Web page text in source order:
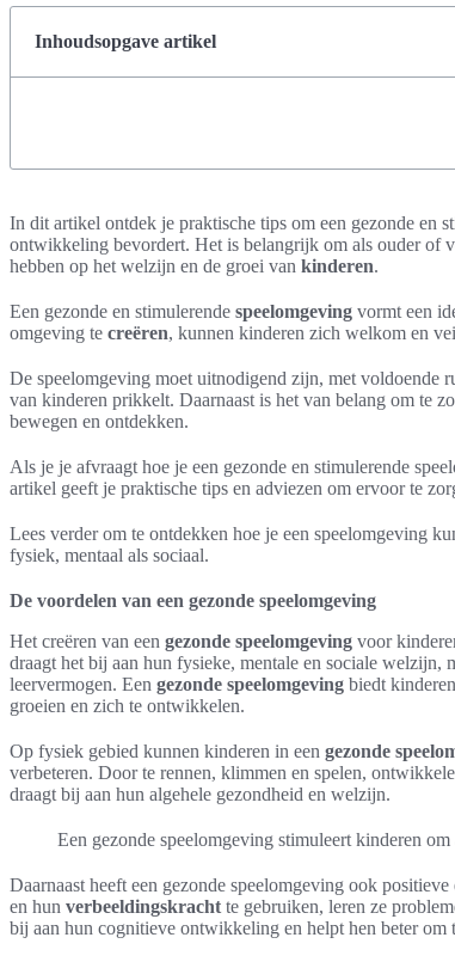
Inhoudsopgave artikel
In dit artikel ontdek je praktische tips om een gezonde en
ontwikkeling bevordert. Het is belangrijk om als ouder of
hebben op het welzijn en de groei van kinderen.
Een gezonde en stimulerende speelomgeving vormt een
omgeving te creëren, kunnen kinderen zich welkom en
De speelomgeving moet uitnodigend zijn, met voldoende
van kinderen prikkelt. Daarnaast is het van belang om te
bewegen en ontdekken.
Als je je afvraagt hoe je een gezonde en stimulerende
artikel geeft je praktische tips en adviezen om ervoor te
Lees verder om te ontdekken hoe je een speelomgeving
fysiek, mentaal als sociaal.
De voordelen van een gezonde speelomgeving
Het creëren van een gezonde speelomgeving voor
draagt het bij aan hun fysieke, mentale en sociale
leervermogen. Een gezonde speelomgeving biedt
groeien en zich te ontwikkelen.
Op fysiek gebied kunnen kinderen in een gezonde
verbeteren. Door te rennen, klimmen en spelen,
draagt bij aan hun algehele gezondheid en welzijn.
Een gezonde speelomgeving stimuleert kinderen
Daarnaast heeft een gezonde speelomgeving ook
en hun verbeeldingskracht te gebruiken, leren ze
bij aan hun cognitieve ontwikkeling en helpt hen beter om